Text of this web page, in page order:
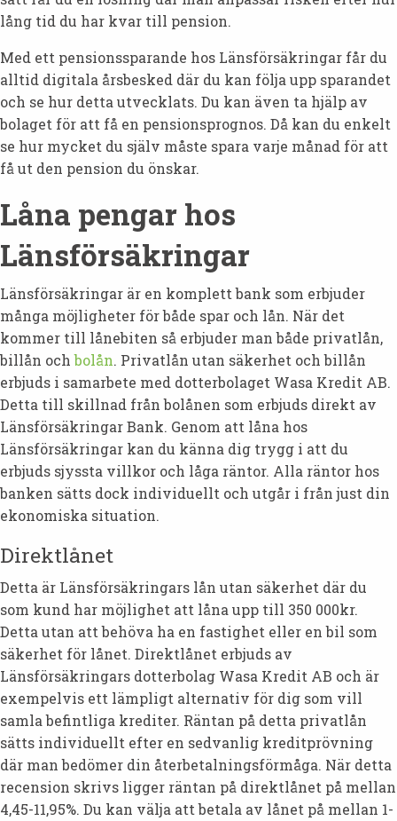
lång tid du har kvar till pension.
Med ett pensionssparande hos Länsförsäkringar får du
alltid digitala årsbesked där du kan följa upp sparandet
och se hur detta utvecklats. Du kan även ta hjälp av
bolaget för att få en pensionsprognos. Då kan du enkelt
se hur mycket du själv måste spara varje månad för att
få ut den pension du önskar.
Låna pengar hos
Länsförsäkringar
Länsförsäkringar är en komplett bank som erbjuder
många möjligheter för både spar och lån. När det
kommer till lånebiten så erbjuder man både privatlån,
billån ochbolån. Privatlån utan säkerhet och billån
erbjuds i samarbete med dotterbolaget Wasa Kredit AB.
Detta till skillnad från bolånen som erbjuds direkt av
Länsförsäkringar Bank. Genom att låna hos
Länsförsäkringar kan du känna dig trygg i att du
erbjuds sjyssta villkor och låga räntor. Alla räntor hos
banken sätts dock individuellt och utgår i från just din
ekonomiska situation.
Direktlånet
Detta är Länsförsäkringars lån utan säkerhet där du
som kund har möjlighet att låna upp till 350 000kr.
Detta utan att behöva ha en fastighet eller en bil som
säkerhet för lånet. Direktlånet erbjuds av
Länsförsäkringars dotterbolag Wasa Kredit AB och är
exempelvis ett lämpligt alternativ för dig som vill
samla befintliga krediter. Räntan på detta privatlån
sätts individuellt efter en sedvanlig kreditprövning
där man bedömer din återbetalningsförmåga. När detta
recension skrivs ligger räntan på direktlånet på mellan
4,45-11,95%. Du kan välja att betala av lånet på mellan 1-